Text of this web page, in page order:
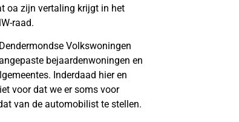
oa zijn vertaling krijgt in het
raad.
Volkswoningen
bejaardenwoningen en
Inderdaad hier en
voor dat we er soms voor
van de automobilist te stellen.